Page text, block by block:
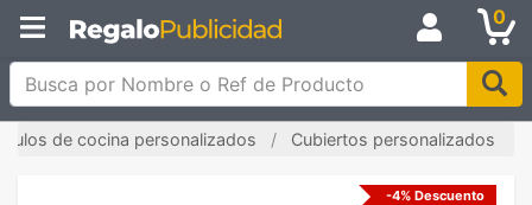
0
Busca por Nombre o Ref de Producto
de cocina personalizados Cubiertos personalizados
-4% Descuento